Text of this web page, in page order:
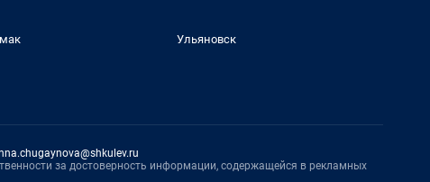
Ульяновск
за достоверность информации, содержащейся в рекламных